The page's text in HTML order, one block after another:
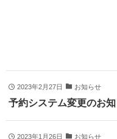
2023年2月27日 お知らせ
予約システム変更のお
2023年1月26日 お知らせ